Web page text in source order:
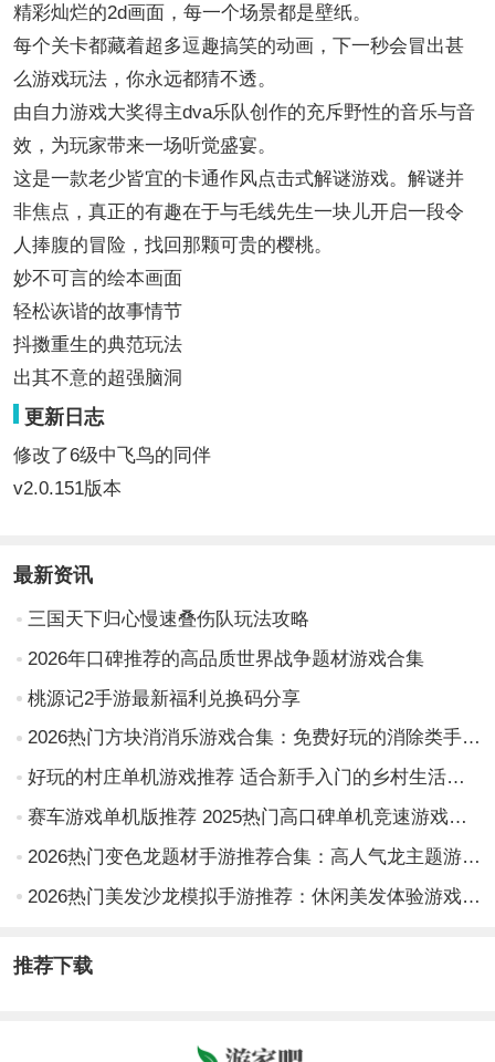
精彩灿烂的2d画面，每一个场景都是壁纸。
每个关卡都藏着超多逗趣搞笑的动画，下一秒会冒出甚
么游戏玩法，你永远都猜不透。
由自力游戏大奖得主dva乐队创作的充斥野性的音乐与音
效，为玩家带来一场听觉盛宴。
这是一款老少皆宜的卡通作风点击式解谜游戏。解谜并
非焦点，真正的有趣在于与毛线先生一块儿开启一段令
人捧腹的冒险，找回那颗可贵的樱桃。
妙不可言的绘本画面
轻松诙谐的故事情节
抖擞重生的典范玩法
出其不意的超强脑洞
更新日志
修改了6级中飞鸟的同伴
v2.0.151版本
最新资讯
三国天下归心慢速叠伤队玩法攻略
2026年口碑推荐的高品质世界战争题材游戏合集
桃源记2手游最新福利兑换码分享
2026热门方块消消乐游戏合集：免费好玩的消除类手游推荐
好玩的村庄单机游戏推荐 适合新手入门的乡村生活模拟游戏盘点
赛车游戏单机版推荐 2025热门高口碑单机竞速游戏大盘点
2026热门变色龙题材手游推荐合集：高人气龙主题游戏下载指南
2026热门美发沙龙模拟手游推荐：休闲美发体验游戏大全
推荐下载